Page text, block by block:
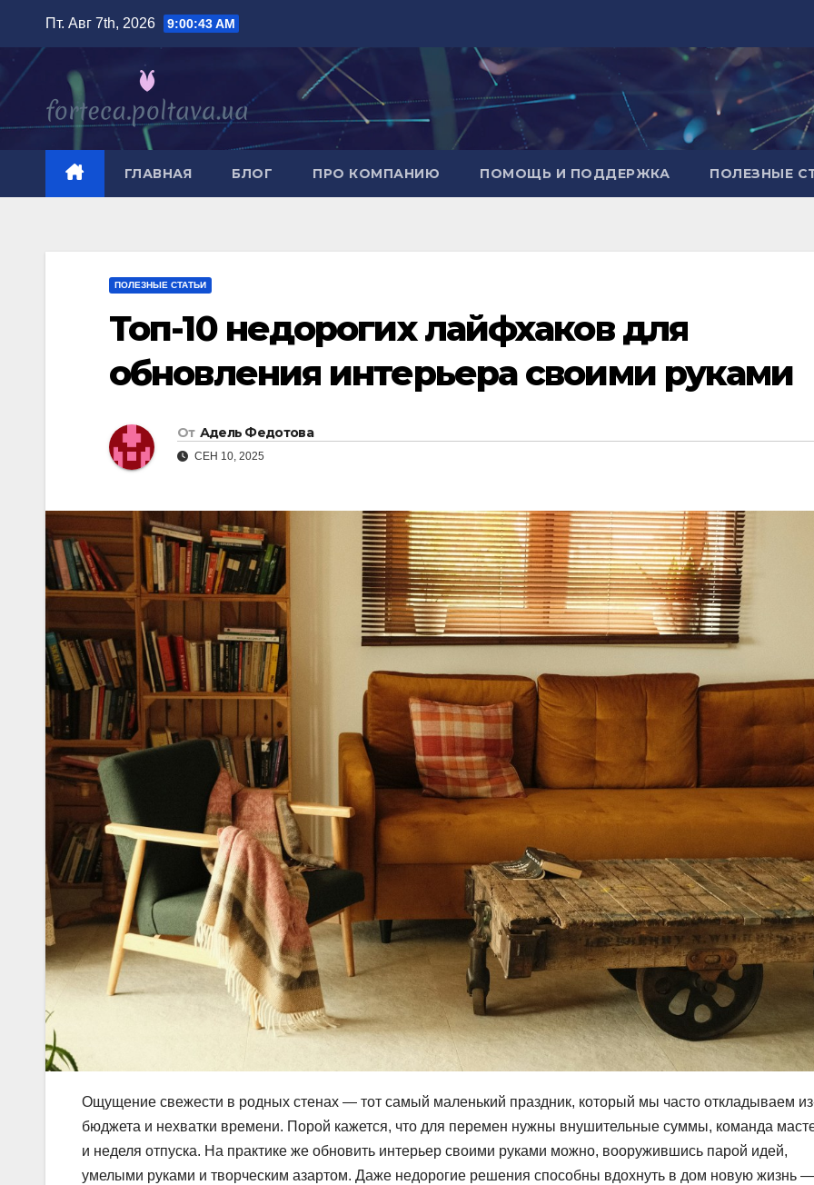
содержимому
Пт. Авг 7th, 2026 9:00:45 AM
ГЛАВНАЯ БЛОГ ПРО КОМПАНИЮ ПОМОЩЬ И ПОДДЕРЖКА ПОЛЕЗНЫЕ
ПОЛЕЗНЫЕ СТАТЬИ
Топ-10 недорогих лайфхаков для
обновления интерьера своими руками
От Адель Федотова
СЕН 10, 2025
Ощущение свежести в родных стенах — тот самый маленький праздник, который мы часто откладываем
бюджета и нехватки времени. Порой кажется, что для перемен нужны внушительные суммы, команда
и неделя отпуска. На практике же обновить интерьер своими руками можно, вооружившись парой идей,
умелыми руками и творческим азартом. Даже недорогие решения способны вдохнуть в дом новую жизнь —